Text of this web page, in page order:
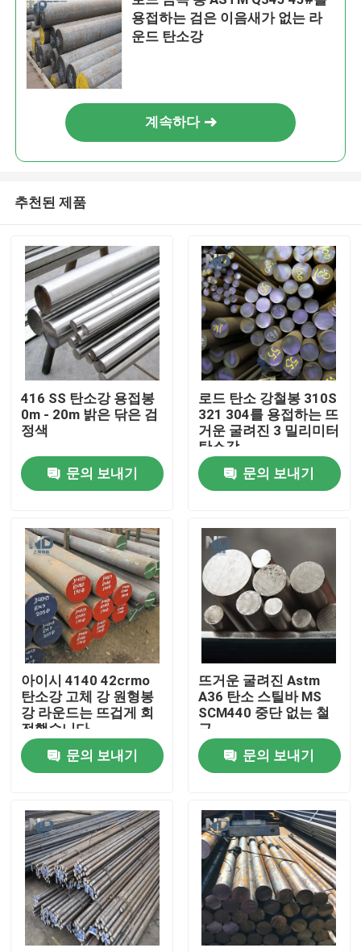
집
제품
우리에 대하여
공장 여행
품질 관리
연락주세요
뜨거운 압연 스테인리스강 코일
추운 압연 스테인리스강 코일
연마 스테인리스 스틸 코일
용접하는 검은 이음새가 없는 라
운드 탄소강
계속하다
추천된 제품
416 SS 탄소강 용접봉
0m - 20m 밝은 닦은 검
정색
문의 보내기
로드 탄소 강철봉 310S
321 304를 용접하는 뜨
거운 굴려진 3 밀리미터
탄소강
문의 보내기
아이시 4140 42crmo
탄소강 고체 강 원형봉
강 라운드는 뜨겁게 회
전했습니다
문의 보내기
뜨거운 굴려진 Astm
A36 탄소 스틸바 MS
SCM440 중단 없는 철
근
문의 보내기